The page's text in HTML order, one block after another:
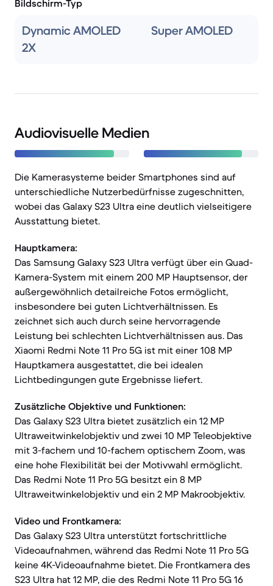
Bildschirm-Typ
Dynamic AMOLED
2X
Super AMOLED
Audiovisuelle Medien
Die Kamerasysteme beider Smartphones sind auf
unterschiedliche Nutzerbedürfnisse zugeschnitten,
wobei das Galaxy S23 Ultra eine deutlich vielseitigere
Ausstattung bietet.
Hauptkamera:
Das Samsung Galaxy S23 Ultra verfügt über ein Quad-
Kamera-System mit einem 200 MP Hauptsensor, der
außergewöhnlich detailreiche Fotos ermöglicht,
insbesondere bei guten Lichtverhältnissen. Es
zeichnet sich auch durch seine hervorragende
Leistung bei schlechten Lichtverhältnissen aus. Das
Xiaomi Redmi Note 11 Pro 5G ist mit einer 108 MP
Hauptkamera ausgestattet, die bei idealen
Lichtbedingungen gute Ergebnisse liefert.
Zusätzliche Objektive und Funktionen:
Das Galaxy S23 Ultra bietet zusätzlich ein 12 MP
Ultraweitwinkelobjektiv und zwei 10 MP Teleobjektive
mit 3-fachem und 10-fachem optischem Zoom, was
eine hohe Flexibilität bei der Motivwahl ermöglicht.
Das Redmi Note 11 Pro 5G besitzt ein 8 MP
Ultraweitwinkelobjektiv und ein 2 MP Makroobjektiv.
Video und Frontkamera:
Das Galaxy S23 Ultra unterstützt fortschrittliche
Videoaufnahmen, während das Redmi Note 11 Pro 5G
keine 4K-Videoaufnahme bietet. Die Frontkamera des
S23 Ultra hat 12 MP, die des Redmi Note 11 Pro 5G 16